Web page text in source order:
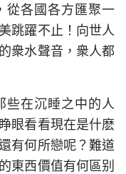
從各國各方匯聚一
跳躍不止！向世人
衆水聲音，衆人都
些在沉睡之中的人
眼看看現在是什麽
有何所戀呢？難道
東西價值有何區别